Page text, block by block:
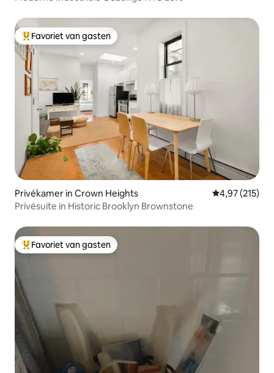
Topfavoriet van gasten
Favoriet van gasten
Privékamer in Crown Heights Gemiddelde
4,97 (215)
Privésuite in Historic Brooklyn Brownstone
Topfavoriet van gasten
Favoriet van gasten